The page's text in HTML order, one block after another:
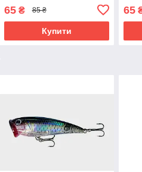
65₴ 85 ₴
Купити
65